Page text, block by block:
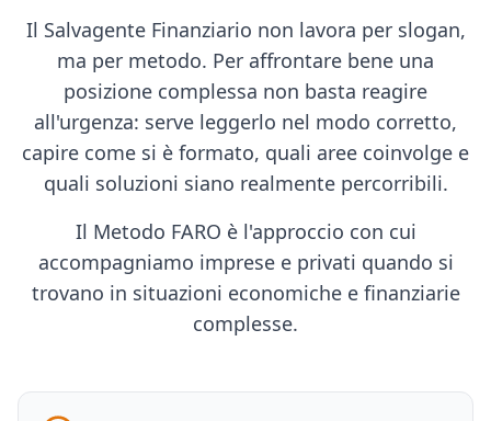
Il Salvagente Finanziario non lavora per slogan,
ma per metodo. Per affrontare bene una
posizione complessa non basta reagire
all'urgenza: serve leggerlo nel modo corretto,
capire come si è formato, quali aree coinvolge e
quali soluzioni siano realmente percorribili.
Il Metodo FARO è l'approccio con cui
accompagniamo imprese e privati quando si
trovano in situazioni economiche e finanziarie
complesse.